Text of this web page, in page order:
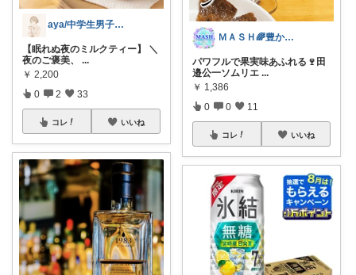
aya/中学生男子ママ
【眠れぬ夜のミルクティー】 ＼
夜のご褒美、
...
￥ 2,200
0 2 33
コレ いいね
ＭＡＳＨ🌈豊かな生活へカスタマイズ🌈
パワフルで果実味あふれる🍷田
邉公一ソムリエ ...
￥ 1,386
0 0 11
コレ いいね